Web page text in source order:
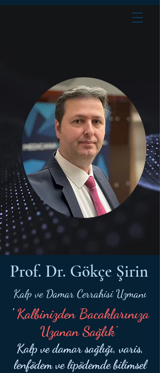
Kalp ve Damar Cerrahisi Uzmanı
Prof. Dr. Gökçe Şirin
Kalbinizden Bacaklarınıza
Uzanan Sağlık'
Kalp ve damar sağlığı, varis,
lenfödem ve lipödemde bilimsel